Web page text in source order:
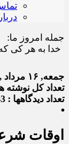
جمله امروز ما:
به هر کی که
جمعه, ۱۶ مرداد , ۱۴۰۵
تعداد کل نوشته ها :
تعداد دیدگاهها : 43
اوقات